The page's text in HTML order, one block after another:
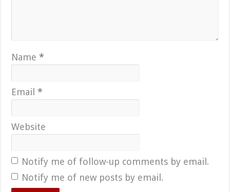
Name*
Email*
Website
Notify me of follow-up comments by email.
Notify me of new posts by email.